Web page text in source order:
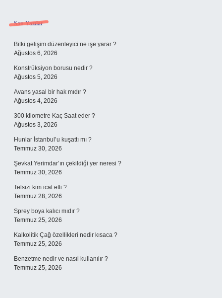
Sidebar
Son Yazılar
Bitki gelişim düzenleyici ne işe yarar ?
Ağustos 6, 2026
Konstrüksiyon borusu nedir ?
Ağustos 5, 2026
Avans yasal bir hak mıdır ?
Ağustos 4, 2026
300 kilometre Kaç Saat eder ?
Ağustos 3, 2026
Hunlar İstanbul’u kuşattı mı ?
Temmuz 30, 2026
Şevkat Yerimdar’ın çekildiği yer neresi ?
Temmuz 30, 2026
Telsizi kim icat etti ?
Temmuz 28, 2026
Sprey boya kalıcı mıdır ?
Temmuz 25, 2026
Kalkolitik Çağ özellikleri nedir kısaca ?
Temmuz 25, 2026
Benzetme nedir ve nasıl kullanılır ?
Temmuz 25, 2026